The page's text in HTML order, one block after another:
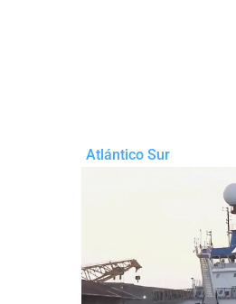
Atlántico Sur